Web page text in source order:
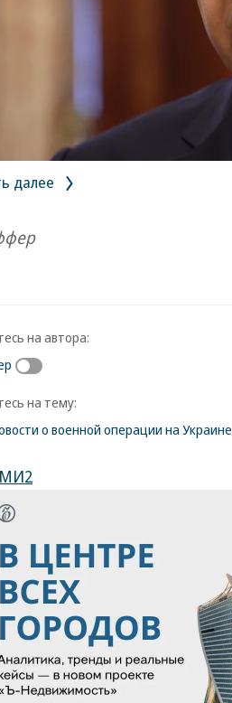
далее
на автора:
на тему:
о военной операции на Украине